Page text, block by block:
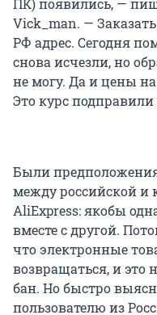
ПК) появились, —
Vick_man. —
РФ адрес. Сегодня
снова исчезли, но
не могу. Да и цены
Это курс подправили
Были
между российской и
AliExpress: якобы
вместе с другой.
что электронные
возвращаться, и это
бан. Но быстро
пользователю из